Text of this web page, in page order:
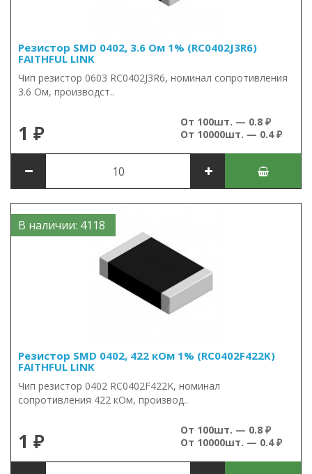
Резистор SMD 0402, 3.6 Ом 1% (RC0402J3R6)
FAITHFUL LINK
Чип резистор 0603 RC0402J3R6, номинал сопротивления
3.6 Ом, производст..
1 ₽
От 100шт. — 0.8 ₽
От 10000шт. — 0.4 ₽
В наличии: 4118
Резистор SMD 0402, 422 кОм 1% (RC0402F422K)
FAITHFUL LINK
Чип резистор 0402 RC0402F422K, номинал
сопротивления 422 кОм, производ..
1 ₽
От 100шт. — 0.8 ₽
От 10000шт. — 0.4 ₽